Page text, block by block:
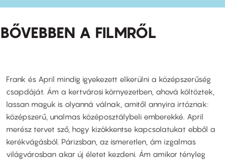
BŐVEBBEN A FILMRŐL
Frank és April mindig igyekezett elkerülni a középszerűség
csapdáját. Ám a kertvárosi környezetben, ahová költöztek,
lassan maguk is olyanná válnak, amitől annyira irtóznak:
középszerű, unalmas középosztálybeli emberekké. April
merész tervet sző, hogy kizökkentse kapcsolatukat ebből a
kerékvágásból. Párizsban, az ismeretlen, ám izgalmas
világvárosban akar új életet kezdeni. Ám amikor tényleg